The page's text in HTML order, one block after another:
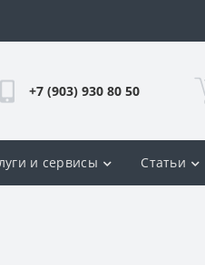
+7 (903) 930 80 50
и сервисы Статьи